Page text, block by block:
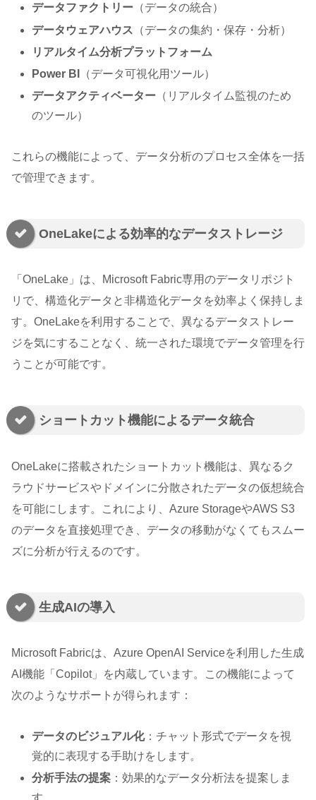
データファクトリー （データの統合）
データウェアハウス （データの集約・保存・分析）
リアルタイム分析プラットフォーム
Power BI
（データ可視化用ツール）
データアクティベーター （リアルタイム監視のため
のツール）
これらの機能によって、データ分析のプロセス全体を一括
で管理できます。
OneLakeによる効率的なデータストレージ
「OneLake」は、Microsoft Fabric専用のデータリポジト
リで、構造化データと非構造化データを効率よく保持しま
す。OneLakeを利用することで、異なるデータストレー
ジを気にすることなく、統一された環境でデータ管理を行
うことが可能です。
ショートカット機能によるデータ統合
OneLakeに搭載されたショートカット機能は、異なるク
ラウドサービスやドメインに分散されたデータの仮想統合
を可能にします。これにより、Azure StorageやAWS S3
のデータを直接処理でき、データの移動がなくてもスムー
ズに分析が行えるのです。
生成AIの導入
Microsoft Fabricは、Azure OpenAI Serviceを利用した生成
AI機能「Copilot」を内蔵しています。この機能によって
次のようなサポートが得られます：
データのビジュアル化：チャット形式でデータを視
覚的に表現する手助けをします。
分析手法の提案 ：効果的なデータ分析法を提案しま
す。